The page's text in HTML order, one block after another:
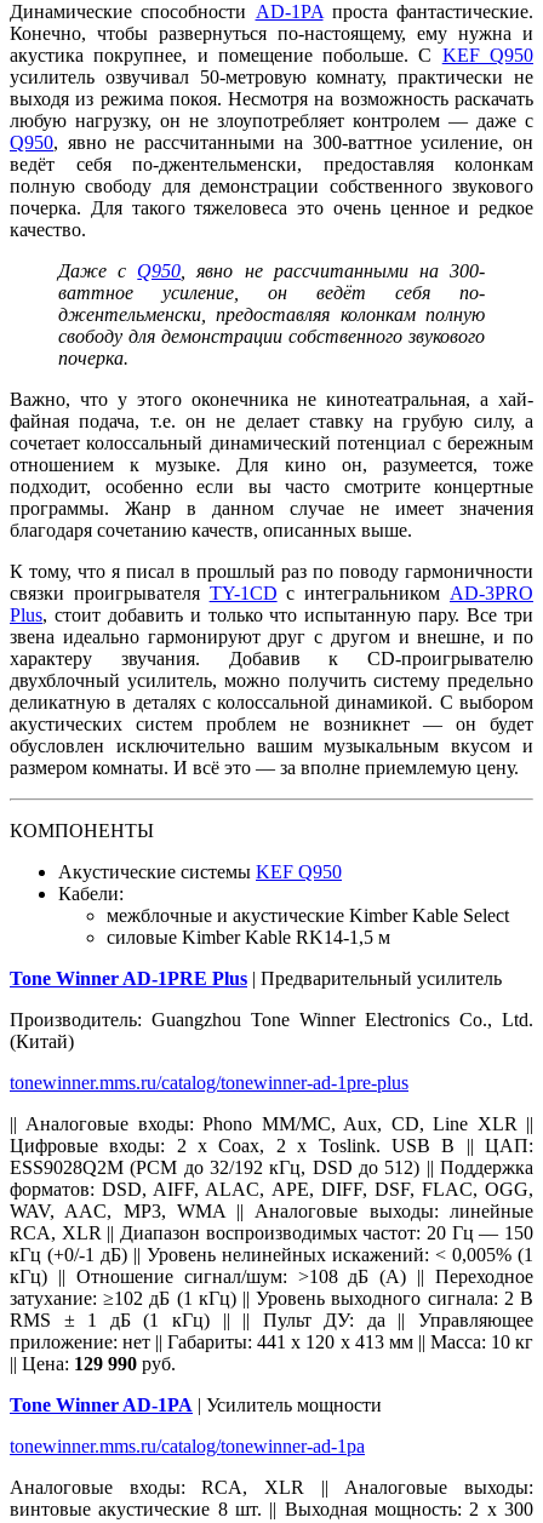
Динамические способности AD-1PA проста фантастические.
Конечно, чтобы развернуться по-настоящему, ему нужна и
акустика покрупнее, и помещение побольше. С KEF Q950
усилитель озвучивал 50-метровую комнату, практически не
выходя из режима покоя. Несмотря на возможность раскачать
любую нагрузку, он не злоупотребляет контролем — даже с
Q950, явно не рассчитанными на 300-ваттное усиление, он
ведёт себя по-джентельменски, предоставляя колонкам
полную свободу для демонстрации собственного звукового
почерка. Для такого тяжеловеса это очень ценное и редкое
качество.
Даже с Q950 , явно не рассчитанными на 300-
ваттное усиление, он ведёт себя по-
джентельменски, предоставляя колонкам полную
свободу для демонстрации собственного звукового
почерка.
Важно, что у этого оконечника не кинотеатральная, а хай-
файная подача, т.е. он не делает ставку на грубую силу, а
сочетает колоссальный динамический потенциал с бережным
отношением к музыке. Для кино он, разумеется, тоже
подходит, особенно если вы часто смотрите концертные
программы. Жанр в данном случае не имеет значения
благодаря сочетанию качеств, описанных выше.
К тому, что я писал в прошлый раз по поводу гармоничности
связки проигрывателя TY-1CD с интегральником AD-3PRO
Plus, стоит добавить и только что испытанную пару. Все три
звена идеально гармонируют друг с другом и внешне, и по
характеру звучания. Добавив к CD-проигрывателю
двухблочный усилитель, можно получить систему предельно
деликатную в деталях с колоссальной динамикой. С выбором
акустических систем проблем не возникнет — он будет
обусловлен исключительно вашим музыкальным вкусом и
размером комнаты. И всё это — за вполне приемлемую цену.
КОМПОНЕНТЫ
Акустические системы KEF Q950
Кабели:
межблочные и акустические Kimber Kable Select
силовые Kimber Kable RK14-1,5 м
Tone Winner AD-1PRE Plus | Предварительный усилитель
Производитель: Guangzhou Tone Winner Electronics Co., Ltd.
(Китай)
tonewinner.mms.ru/catalog/tonewinner-ad-1pre-plus
|| Аналоговые входы: Phono MM/MC, Aux, CD, Line XLR ||
Цифровые входы: 2 x Coax, 2 x Toslink. USB B || ЦАП:
ESS9028Q2M (PCM до 32/192 кГц, DSD до 512) || Поддержка
форматов: DSD, AIFF, ALAC, APE, DIFF, DSF, FLAC, OGG,
WAV, AAC, MP3, WMA || Аналоговые выходы: линейные
RCA, XLR || Диапазон воспроизводимых частот: 20 Гц — 150
кГц (+0/-1 дБ) || Уровень нелинейных искажений: < 0,005% (1
кГц) || Отношение сигнал/шум: >108 дБ (А) || Переходное
затухание: ≥102 дБ (1 кГц) || Уровень выходного сигнала: 2 В
RMS ± 1 дБ (1 кГц) || || Пульт ДУ: да || Управляющее
приложение: нет || Габариты: 441 x 120 x 413 мм || Масса: 10 кг
|| Цена: 129 990 руб.
Tone Winner AD-1PA | Усилитель мощности
tonewinner.mms.ru/catalog/tonewinner-ad-1pa
Аналоговые входы: RCA, XLR || Аналоговые выходы:
винтовые акустические 8 шт. || Выходная мощность: 2 x 300